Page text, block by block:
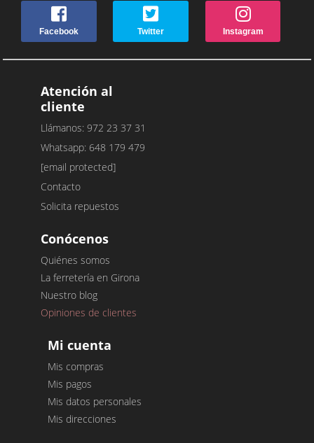
Facebook Twitter Instagram
Atención al
cliente
Llámanos: 972 23 37 31
Whatsapp: 648 179 479
[email protected]
Contacto
Solicita repuestos
Conócenos
Quiénes somos
La ferretería en Girona
Nuestro blog
Opiniones de clientes
Mi cuenta
Mis compras
Mis pagos
Mis datos personales
Mis direcciones